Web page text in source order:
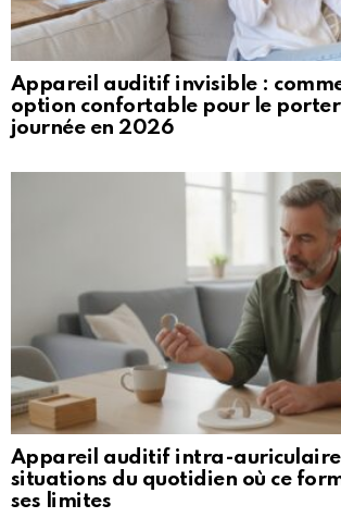
Appareil auditif invisible :
option confortable pour le
journée en 2026
Appareil auditif intra-auriculaire
situations du quotidien où ce
ses limites